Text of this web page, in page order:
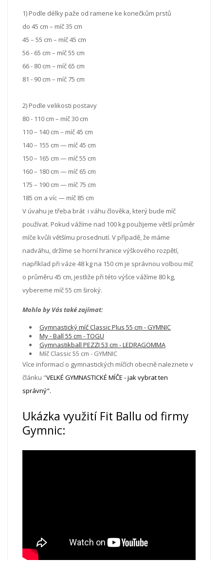
1) Podle délky paže od ramene ke konečkům prstů
do 45 cm – míč 35 cm
45 – 55 cm – míč 45 cm
56 - 65 cm – míč 55 cm
66 - 80 cm – míč 65 cm
81 - 90 cm – míč 75 cm
2) Podle velikosti postavy
80 - 110 cm – míč 30 cm
110 – 140 cm – míč 45 cm
140 – 155 cm — míč 45 cm
150 – 165 cm — míč 55 cm
160 – 180 cm — míč 65 cm
175 – 190 cm — míč 75 cm
185 cm a víc — míč 85 cm
V úvahu je třeba brát i váhu člověka, který bude míč
používat. Pokud vážíme nad 100 kg použijeme větší průměr
míče kvůli většímu prosednutí. V případě, že máme
nadváhu, držíme se horní hranice výškového rozpětí,
například při váze 48 kg na 150 cm je správnou volbou míč
o průměru 45 cm, jestliže při této výšce vážíme 80 kg,
vybereme míč 55 cm široký.
Mohlo by Vás také zajímat:
Gymnastický míč Classic Plus 55 cm - GYMNIC
My - Ball 55 cm - TOGU
Gymnastikball PEZZI 53 cm - LEDRAGOMMA
Míč Classic 55 cm - GYMNIC
Více informací o gymnastických míčích obecně naleznete v
článku "VELKÉ GYMNASTICKÉ MÍČE - jak vybrat ten
správný".
Ukázka využití Fit Ballu od firmy
Gymnic: